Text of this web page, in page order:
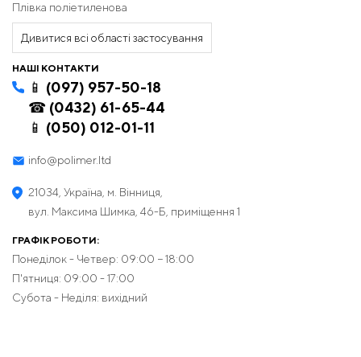
Плівка поліетиленова
Дивитися всі області застосування
НАШІ КОНТАКТИ
📱 (097) 957-50-18
☎ (0432) 61-65-44
📱 (050) 012-01-11
info@polimer.ltd
21034, Україна, м. Вінниця,
вул. Максима Шимка, 46-Б, приміщення 1
ГРАФІК РОБОТИ:
Понеділок - Четвер: 09:00 − 18:00
П'ятниця: 09:00 - 17:00
Субота - Неділя: вихідний